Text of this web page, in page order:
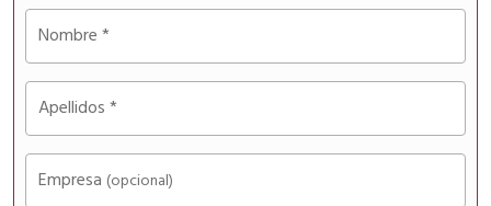
Nombre*
Apellidos*
Empresa (opcional)